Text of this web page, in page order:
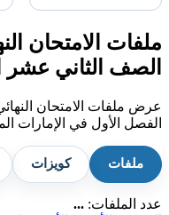
ملفات الامتحان
الصف الثاني عشر
عرض ملفات الامتحان
الفصل الأول في الإمارات
ملفات كويزات
عدد الملفات: ...